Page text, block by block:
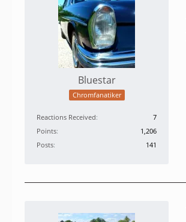
Bluestar
Chromfanatiker
Reactions Received
7
Points
1,206
Posts
141